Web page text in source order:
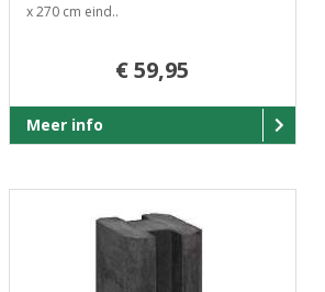
x 270 cm eind..
€ 59,95
Meer info